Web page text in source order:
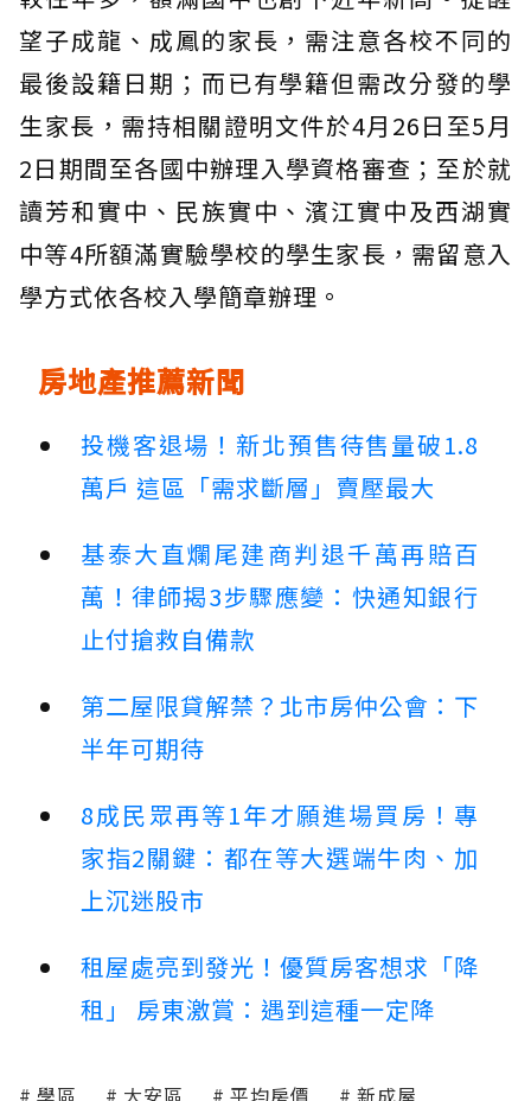
望子成龍、成鳳的家長，需注意各校不同的
最後設籍日期；而已有學籍但需改分發的學
生家長，需持相關證明文件於4月26日至5月
2日期間至各國中辦理入學資格審查；至於就
讀芳和實中、民族實中、濱江實中及西湖實
中等4所額滿實驗學校的學生家長，需留意入
學方式依各校入學簡章辦理。
房地產推薦新聞
投機客退場！新北預售待售量破1.8
萬戶 這區「需求斷層」賣壓最大
基泰大直爛尾建商判退千萬再賠百
萬！律師揭3步驟應變：快通知銀行
止付搶救自備款
第二屋限貸解禁？北市房仲公會：下
半年可期待
8成民眾再等1年才願進場買房！專
家指2關鍵：都在等大選端牛肉、加
上沉迷股市
租屋處亮到發光！優質房客想求「降
租」 房東激賞：遇到這種一定降
學區 大安區 平均房價
新成屋